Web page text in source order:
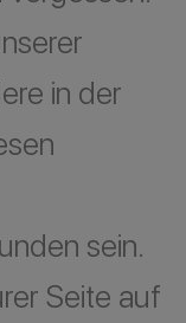
in der
sein.
Seite auf